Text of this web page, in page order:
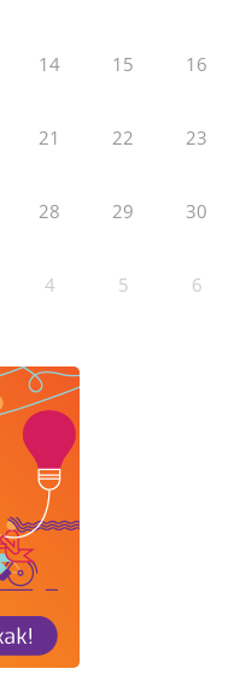
14 15 16
21 22 23
28 29 30
4 5 6